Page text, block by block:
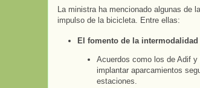
La ministra ha mencionado algunas de
impulso de la bicicleta. Entre ellas:
El fomento de la
Acuerdos como los de Adif
implantar aparcamientos
estaciones.